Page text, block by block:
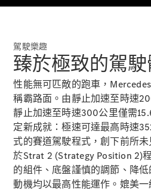
Saloon
Saloon
C-
Class
Saloon
全新型號 純電動
E-Class
Saloon
S-Class
Saloon
Mercedes-
Maybach
S-Class
全新型號
SUV
駕駛樂趣
臻於極致的駕
性能無可匹敵的跑車，
稱霸路面。由靜止加速至時速
靜止加速至時速300公里僅需
定新成就：極速可達最高時速
式的賽道駕駛程式，創下前所
於Strat 2 (Strategy Position 2)
的組件、底盤謹慎的調節、降
動機均以最高性能運作。媲美